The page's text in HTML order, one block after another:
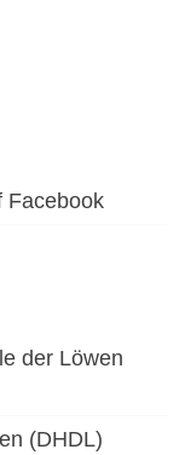
Facebook
der Löwen
(DHDL)